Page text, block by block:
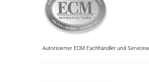
Autorisierter ECM Fachhändler und